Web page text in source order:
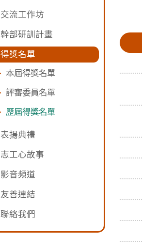
交流工作坊
幹部研訓計畫
得獎名單
本屆得獎名單
評審委員名單
歷屆得獎名單
表揚典禮
志工心故事
影音頻道
友善連結
聯絡我們